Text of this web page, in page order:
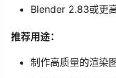
Blender 2.83或更
推荐用途：
制作高质量的渲染